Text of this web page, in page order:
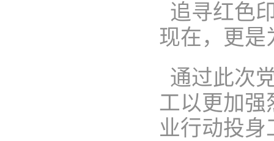
追寻红色
现在，更是
通过此次
工以更加强
业行动投身